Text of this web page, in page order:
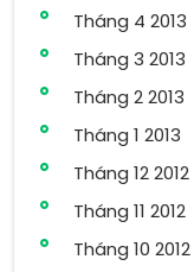
Tháng 4 2013
Tháng 3 2013
Tháng 2 2013
Tháng 1 2013
Tháng 12 2012
Tháng 11 2012
Tháng 10 2012